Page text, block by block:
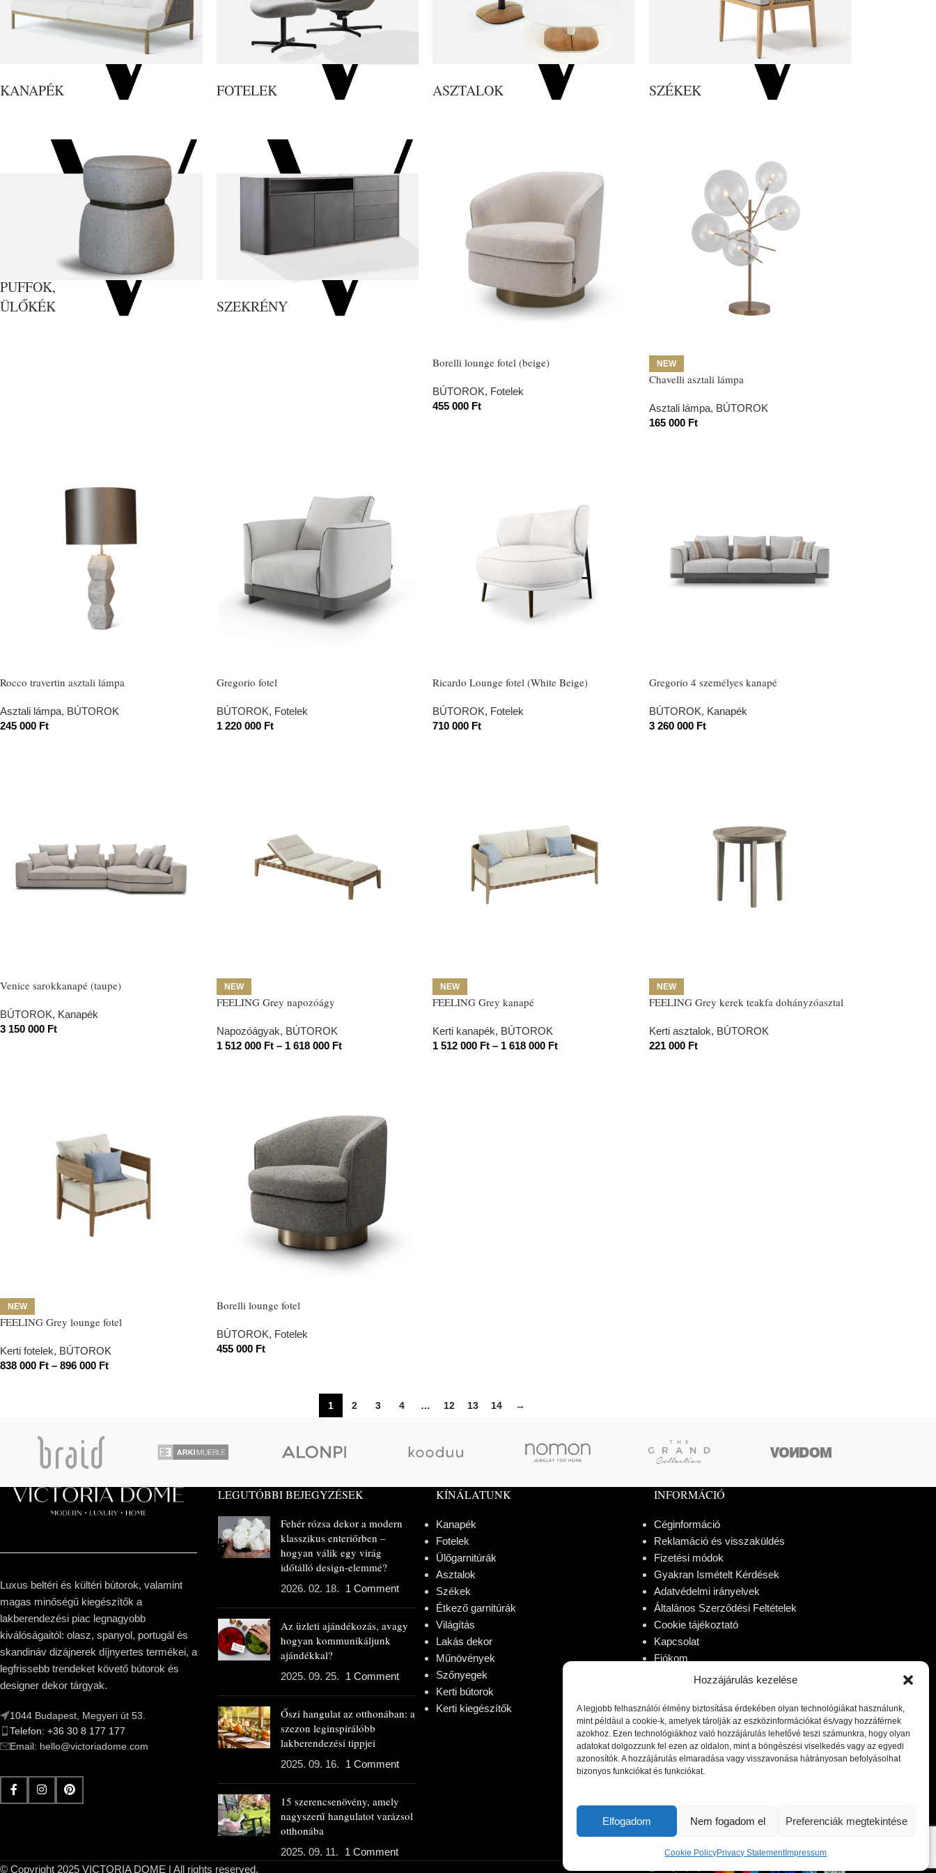
Hozzájárulás kezelése
A legjobb felhasználói élmény biztosítása érdekében olyan technológiákat használunk,
mint például a cookie-k, amelyek tárolják az eszközinformációkat és/vagy hozzáférnek
azokhoz. Ezen technológiákhoz való hozzájárulás lehetővé teszi számunkra, hogy olyan
adatokat dolgozzunk fel ezen az oldalon, mint a böngészési viselkedés vagy az egyedi
azonosítók. A hozzájárulás elmaradása vagy visszavonása hátrányosan befolyásolhat
bizonyos funkciókat és funkciókat.
Elfogadom Nem fogadom el Preferenciák megtekintése
Cookie PolicyPrivacy StatementImpressum
KANAPÉK FOTELEK ASZTALOK SZÉKEK
PUFFOK,
ÜLŐKÉK
SZEKRÉNY
Borelli lounge fotel (beige)
BÚTOROK, Fotelek
455 000 Ft
NEW
Chavelli asztali lámpa
Asztali lámpa, BÚTOROK
165 000 Ft
Rocco travertin asztali lámpa
Asztali lámpa, BÚTOROK
245 000 Ft
Gregorio fotel
BÚTOROK, Fotelek
1 220 000 Ft
Ricardo Lounge fotel (White Beige)
BÚTOROK, Fotelek
710 000 Ft
Gregorio 4 személyes kanapé
BÚTOROK, Kanapék
3 260 000 Ft
Venice sarokkanapé (taupe)
BÚTOROK, Kanapék
3 150 000 Ft
NEW
FEELING Grey napozóágy
Napozóágyak, BÚTOROK
1 512 000 Ft – 1 618 000 Ft
NEW
FEELING Grey kanapé
Kerti kanapék, BÚTOROK
1 512 000 Ft – 1 618 000 Ft
NEW
FEELING Grey kerek teakfa dohányzóasztal
Kerti asztalok, BÚTOROK
221 000 Ft
NEW
FEELING Grey lounge fotel
Kerti fotelek, BÚTOROK
838 000 Ft – 896 000 Ft
Borelli lounge fotel
BÚTOROK, Fotelek
455 000 Ft
1 2 3 4 … 12 13 14 →
Luxus beltéri és kültéri bútorok, valamint
magas minőségű kiegészítők a
lakberendezési piac legnagyobb
kiválóságaitól: olasz, spanyol, portugál és
skandináv dizájnerek díjnyertes termékei, a
legfrissebb trendeket követő bútorok és
designer dekor tárgyak.
1044 Budapest, Megyeri út 53.
Telefon: +36 30 8 177 177
Email: hello@victoriadome.com
LEGUTÓBBI BEJEGYZÉSEK
Fehér rózsa dekor a modern
klasszikus enteriőrben –
hogyan válik egy virág
időtálló design-elemmé?
2026. 02. 18. 1 Comment
Az üzleti ajándékozás, avagy
hogyan kommunikáljunk
ajándékkal?
2025. 09. 25. 1 Comment
Őszi hangulat az otthonában: a
szezon leginspirálóbb
lakberendezési tippjei
2025. 09. 16. 1 Comment
15 szerencsenövény, amely
nagyszerű hangulatot varázsol
otthonába
2025. 09. 11. 1 Comment
KÍNÁLATUNK
Kanapék
Fotelek
Ülőgarnitúrák
Asztalok
Székek
Étkező garnitúrák
Világítás
Lakás dekor
Műnövények
Szőnyegek
Kerti bútorok
Kerti kiegészítők
INFORMÁCIÓ
Céginformáció
Reklamáció és visszaküldés
Fizetési módok
Gyakran Ismételt Kérdések
Adatvédelmi irányelvek
Általános Szerződési Feltételek
Cookie tájékoztató
Kapcsolat
Fiókom
© Copyright 2025 VICTORIA DOME | All rights reserved.